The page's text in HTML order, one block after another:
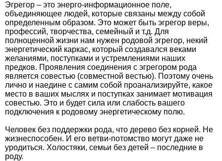
Эгрегор – это энерго-информационное поле,
объединяющее людей, которые связаны между собой
определенным образом. Это может быть эгрегор веры,
профессий, творчества, семейный и т.д. Для
полноценной жизни нам нужен родовой эгрегор, некий
энергетический каркас, который создавался веками
желаниями, поступками и устремлениями наших
предков. Проявления соединения с эгрегором рода
является совестью (совместной вестью). Поэтому очень
лично и наедине с самим собой проанализируйте, какое
место в ваших мыслях и поступках занимает мотивация
совестью. Это и будет сила или слабость вашего
подключения к родовому энергетическому полю.
Человек без поддержки рода, что дерево без корней. Не
жизнеспособен. И его ветви-потомство могут даже не
уродиться. Холостяки, семьи без детей – последние в
роду.